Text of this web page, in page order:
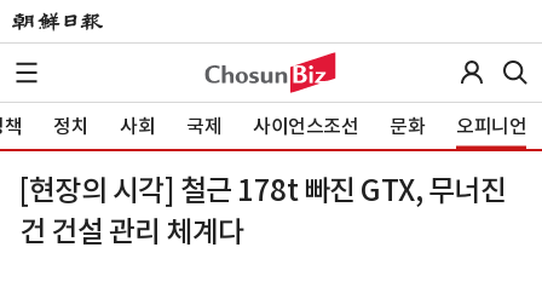
정치 사회 국제 사이언스조선 문화 오피니언
[현장의 시각] 철근 178t 빠진 GTX, 무너진
건 건설 관리 체계다